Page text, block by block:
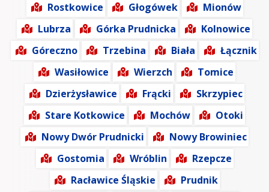
Rostkowice
Głogówek
Mionów
Lubrza
Górka Prudnicka
Kolnowice
Góreczno
Trzebina Biała
Łącznik
Wasiłowice
Wierzch
Tomice
Dzierżysławice
Frącki
Skrzypiec
Stare Kotkowice
Mochów
Otoki
Nowy Dwór Prudnicki
Nowy Browiniec
Gostomia
Wróblin
Rzepcze
Racławice Śląskie
Prudnik